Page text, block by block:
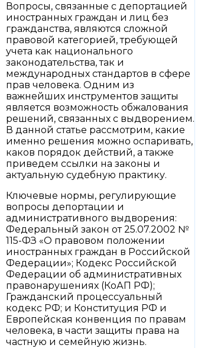
Вопросы, связанные с депортацией
иностранных граждан и лиц без
гражданства, являются сложной
правовой категорией, требующей
учета как национального
законодательства, так и
международных стандартов в сфере
прав человека. Одним из
важнейших инструментов защиты
является возможность обжалования
решений, связанных с выдворением.
В данной статье рассмотрим, какие
именно решения можно оспаривать,
каков порядок действий, а также
приведем ссылки на законы и
актуальную судебную практику.
Ключевые нормы, регулирующие
вопросы депортации и
административного выдворения:
Федеральный закон от 25.07.2002 №
115-ФЗ «О правовом положении
иностранных граждан в Российской
Федерации»; Кодекс Российской
Федерации об административных
правонарушениях (КоАП РФ);
Гражданский процессуальный
кодекс РФ; и Конституция РФ и
Европейская конвенция по правам
человека, в части защиты права на
частную и семейную жизнь.